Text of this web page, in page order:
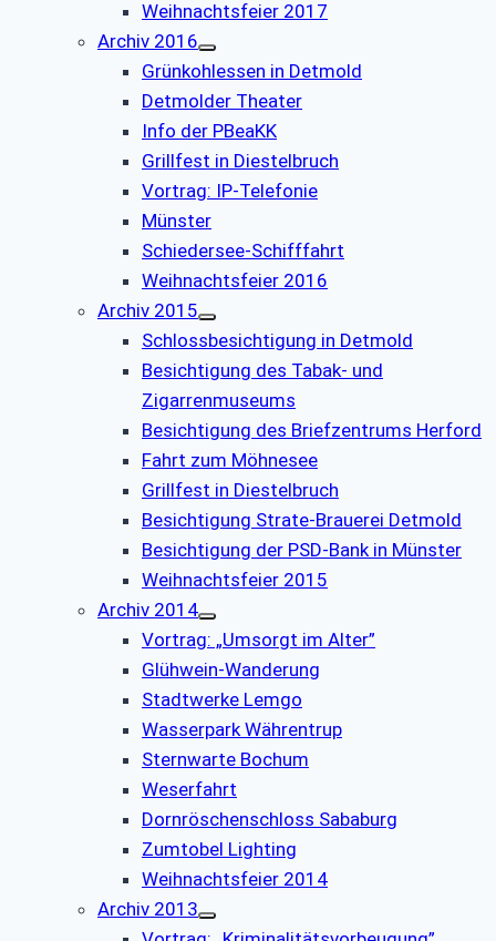
Weihnachtsfeier 2017
Archiv 2016
Grünkohlessen in Detmold
Detmolder Theater
Info der PBeaKK
Grillfest in Diestelbruch
Vor­trag: IP-Te­le­fo­nie
Münster
Schiedersee-Schifffahrt
Weihnachtsfeier 2016
Archiv 2015
Schlossbesichtigung in Detmold
Besichtigung des Tabak- und
Zigarrenmuseums
Besichtigung des Briefzentrums Herford
Fahrt zum Möhnesee
Grillfest in Diestelbruch
Besichtigung Strate-Brauerei Detmold
Besichtigung der PSD-Bank in Münster
Weihnachtsfeier 2015
Archiv 2014
Vortrag: „Umsorgt im Alter”
Glühwein-Wanderung
Stadtwerke Lemgo
Wasserpark Währentrup
Sternwarte Bochum
Weserfahrt
Dornröschenschloss Sababurg
Zumtobel Lighting
Weihnachtsfeier 2014
Archiv 2013